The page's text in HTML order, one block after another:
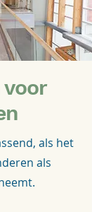
als het
als